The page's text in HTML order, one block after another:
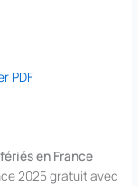
PDF
en France
2025 gratuit avec